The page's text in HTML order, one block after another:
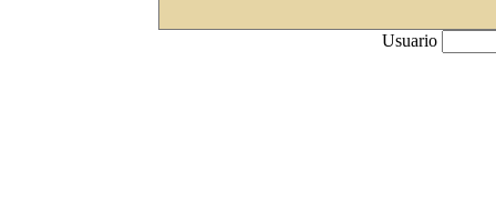
Usuario